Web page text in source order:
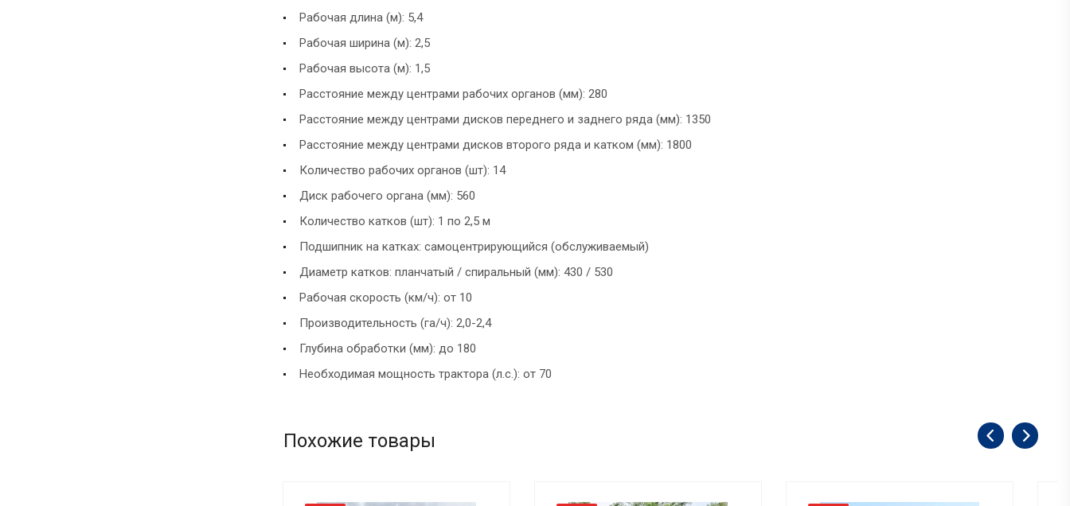
Рабочая длина (м): 5,4
Рабочая ширина (м): 2,5
Рабочая высота (м): 1,5
Расстояние между центрами рабочих органов (мм): 280
Расстояние между центрами дисков переднего и заднего ряда (мм): 1350
Расстояние между центрами дисков второго ряда и катком (мм): 1800
Количество рабочих органов (шт): 14
Диск рабочего органа (мм): 560
Количество катков (шт): 1 по 2,5 м
Подшипник на катках: самоцентрирующийся (обслуживаемый)
Диаметр катков: планчатый / спиральный (мм): 430 / 530
Рабочая скорость (км/ч): от 10
Производительность (га/ч): 2,0-2,4
Глубина обработки (мм): до 180
Необходимая мощность трактора (л.с.): от 70
Похожие товары